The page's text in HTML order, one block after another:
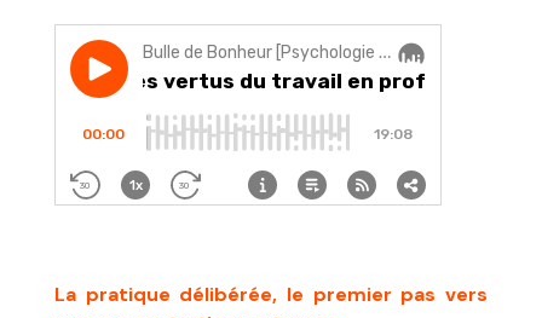
La pratique délibérée, le premier pas vers